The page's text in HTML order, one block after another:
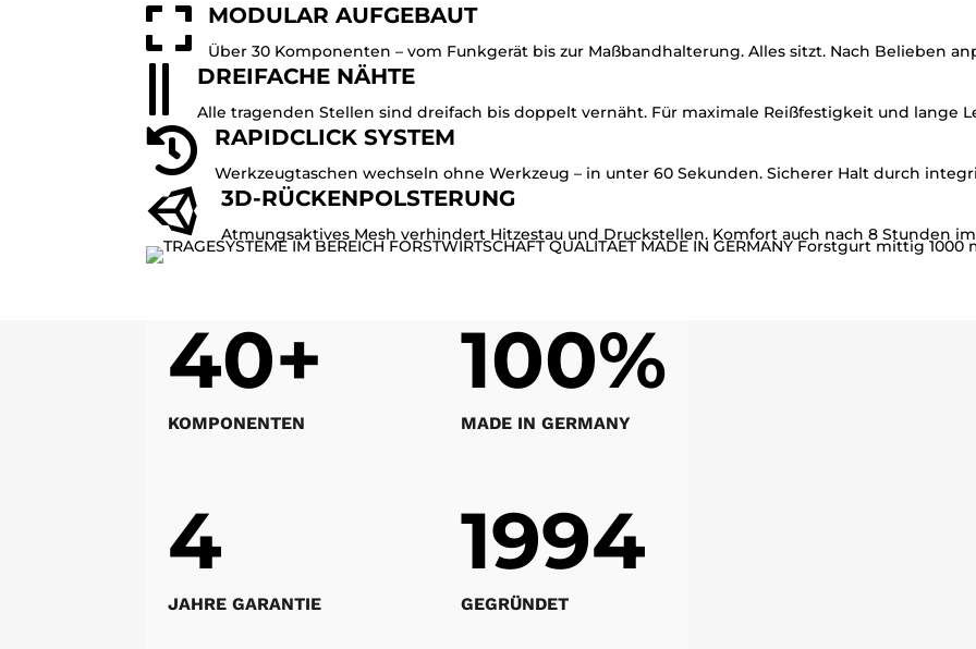
 MODULAR AUFGEBAUT
Über 30 Komponenten – vom Funkgerät bis zur Maßbandhalterung. Alles sitzt. Nach Belieben
DREIFACHE NÄHTE
Alle tragenden Stellen sind dreifach bis doppelt vernäht. Für maximale Reißfestigkeit und lange
 RAPIDCLICK SYSTEM
Werkzeugtaschen wechseln ohne Werkzeug – in unter 60 Sekunden. Sicherer Halt durch
 3D-RÜCKENPOLSTERUNG
Atmungsaktives Mesh verhindert Hitzestau und Druckstellen. Komfort auch nach 8 Stunden im
40+
KOMPONENTEN
100%
MADE IN GERMANY
4
JAHRE GARANTIE
1994
GEGRÜNDET